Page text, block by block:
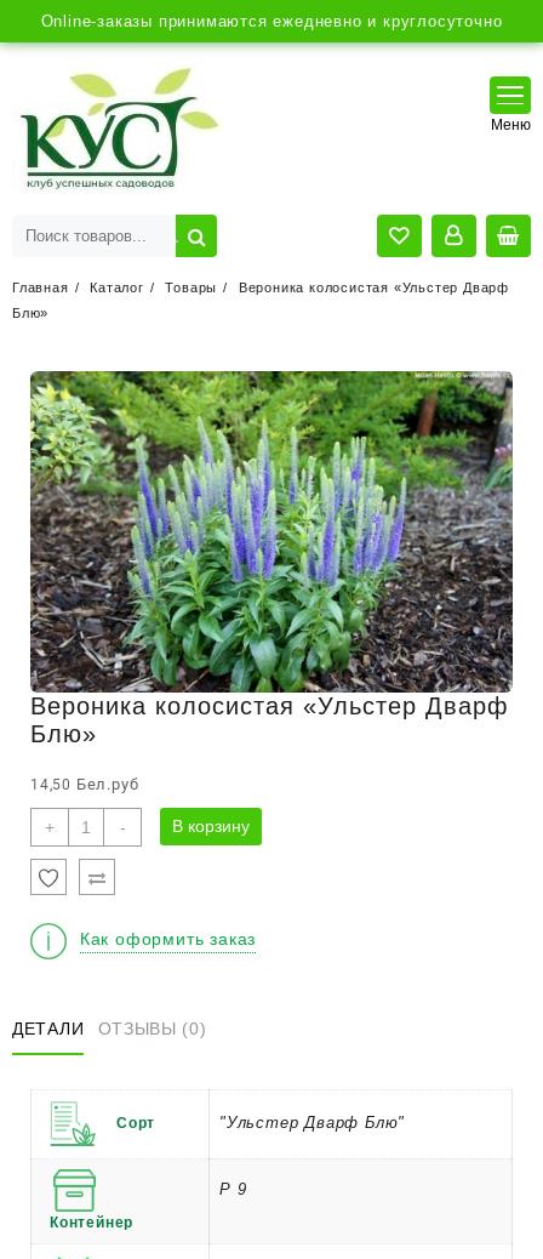
Online-заказы принимаются ежедневно и круглосуточно
Главная Каталог Товары
Вероника колосистая «Ульстер Дварф
Блю»
Вероника колосистая «Ульстер Дварф
Блю»
14,50 Бел.руб
+
Количество
товара
Вероника
колосистая
Дварф
- В корзину
Как оформить заказ
ДЕТАЛИ ОТЗЫВЫ (0)
Сорт "Ульстер Дварф Блю"
Контейнер
Р 9